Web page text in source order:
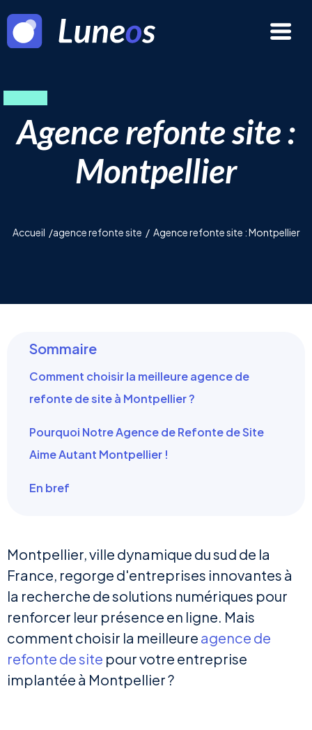
Agence refonte site :
Montpellier
Accueil /agence refonte site / Agence refonte site : Montpellier
Sommaire
Comment choisir la meilleure agence de
refonte de site à Montpellier ?
Pourquoi Notre Agence de Refonte de Site
Aime Autant Montpellier !
En bref
Montpellier, ville dynamique du sud de la
France, regorge d'entreprises innovantes à
la recherche de solutions numériques pour
renforcer leur présence en ligne. Mais
comment choisir la meilleure agence de
refonte de site pour votre entreprise
implantée à Montpellier ?